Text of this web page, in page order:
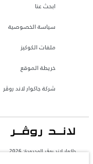
ابحث عنا
سياسة الخصوصية
ملفات الكوكيز
خريطة الموقع
شركة جاكوار لاند روڤر
جاكوار لاند روڨر المحدودة: 2026